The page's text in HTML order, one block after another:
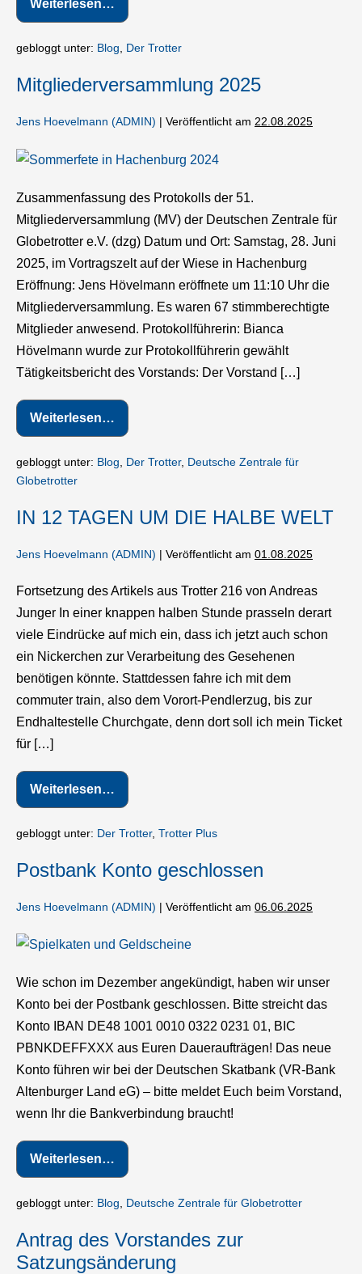
Weiterlesen…
Satzung
2025
gebloggt unter: Blog, Der Trotter
Mitgliederversammlung 2025
Jens Hoevelmann (ADMIN) | Veröffentlicht am 22.08.2025
Mitgliederversammlung
Zusammenfassung des Protokolls der 51.
Mitgliederversammlung (MV) der Deutschen Zentrale für
Globetrotter e.V. (dzg) Datum und Ort: Samstag, 28. Juni
2025, im Vortragszelt auf der Wiese in Hachenburg
Eröffnung: Jens Hövelmann eröffnete um 11:10 Uhr die
Mitgliederversammlung. Es waren 67 stimmberechtigte
Mitglieder anwesend. Protokollführerin: Bianca
Hövelmann wurde zur Protokollführerin gewählt
Tätigkeitsbericht des Vorstands: Der Vorstand […]
Weiterlesen…Mitgliederversammlung
2025
gebloggt unter: Blog Der Trotter, Deutsche Zentrale für
Globetrotter
IN 12 TAGEN UM DIE HALBE WELT
Jens Hoevelmann (ADMIN) | Veröffentlicht am 01.08.2025
Fortsetzung des Artikels aus Trotter 216 von Andreas
Junger In einer knappen halben Stunde prasseln derart
viele Eindrücke auf mich ein, dass ich jetzt auch schon
ein Nickerchen zur Verarbeitung des Gesehenen
benötigen könnte. Stattdessen fahre ich mit dem
commuter train, also dem Vorort-Pendlerzug, bis zur
Endhaltestelle Churchgate, denn dort soll ich mein Ticket
für […]
Weiterlesen…
IN
12
UM
WELT
gebloggt unter: Der Trotter, Trotter Plus
Postbank Konto geschlossen
Jens Hoevelmann (ADMIN) | Veröffentlicht am 06.06.2025
Postbank
geschlossen
Wie schon im Dezember angekündigt, haben wir unser
Konto bei der Postbank geschlossen. Bitte streicht das
Konto IBAN DE48 1001 0010 0322 0231 01, BIC
PBNKDEFFXXX aus Euren Daueraufträgen! Das neue
Konto führen wir bei der Deutschen Skatbank (VR-Bank
Altenburger Land eG) – bitte meldet Euch beim Vorstand,
wenn Ihr die Bankverbindung braucht!
Weiterlesen…
Postbank
Konto
gebloggt unter: Blog Deutsche Zentrale für Globetrotter
Antrag des Vorstandes zur
Satzungsänderung